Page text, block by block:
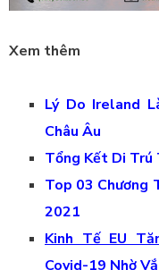
Xem thêm
Lý Do Ireland
Châu Âu
Tổng Kết Di Trú
Top 03 Chương
2021
Kinh Tế EU
Covid-19 ​Nhờ